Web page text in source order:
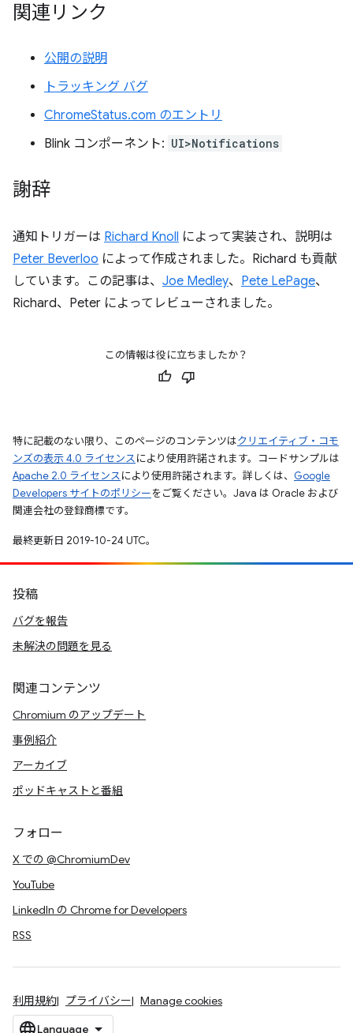
関連リンク
公開の説明
トラッキング バグ
ChromeStatus.com のエントリ
Blink コンポーネント: UI>Notifications
謝辞
通知トリガーは Richard Knoll によって実装され、説明は
Peter Beverloo によって作成されました。Richard も貢献
しています。この記事は、 Joe Medley、 Pete LePage、
Richard、Peter によってレビューされました。
この情報は役に立ちましたか？
特に記載のない限り、このページのコンテンツはクリエイティブ・コモ
ンズの表示 4.0 ライセンスにより使用許諾されます。コードサンプルは
Apache 2.0 ライセンスにより使用許諾されます。詳しくは、 Google
Developers サイトのポリシーをご覧ください。Java は Oracle および
関連会社の登録商標です。
最終更新日 2019-10-24 UTC。
投稿
バグを報告
未解決の問題を見る
関連コンテンツ
Chromium のアップデート
事例紹介
アーカイブ
ポッドキャストと番組
フォロー
X での @ChromiumDev
YouTube
LinkedIn の Chrome for Developers
RSS
利用規約 プライバシー Manage cookies